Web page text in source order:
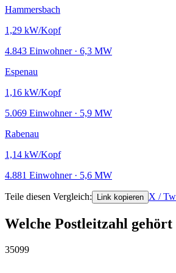
Hammersbach
1,29 kW/Kopf
4.843 Einwohner · 6,3 MW
Espenau
1,16 kW/Kopf
5.069 Einwohner · 5,9 MW
Rabenau
1,14 kW/Kopf
4.881 Einwohner · 5,6 MW
Teile diesen Vergleich: Link kopieren X /
Welche Postleitzahl
35099